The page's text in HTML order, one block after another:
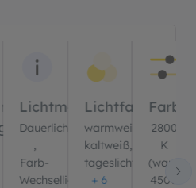
Lichtmodus
Dauerlicht
,
Farb-
Wechsellicht
Lichtfarbe(n)
warmweiß,
kaltweiß,
tageslichtweiß
+ 6
2800
K
4500